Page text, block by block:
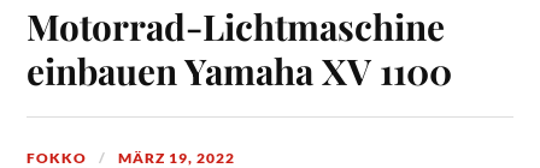
Motorrad-Lichtmaschine
einbauen Yamaha XV 1100
FOKKO MÄRZ 19, 2022